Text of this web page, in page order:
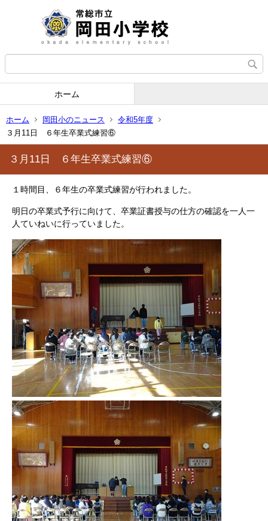
ホーム
ホーム 岡田小のニュース
令和5年度
３月11日 ６年生卒業式練習⑥
３月11日 ６年生卒業式練習⑥
１時間目、６年生の卒業式練習が行われました。
明日の卒業式予行に向けて、卒業証書授与の仕方の確認を一人一
人ていねいに行っていました。